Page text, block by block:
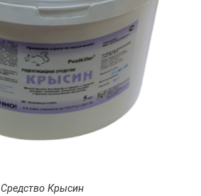
Средство Крысин